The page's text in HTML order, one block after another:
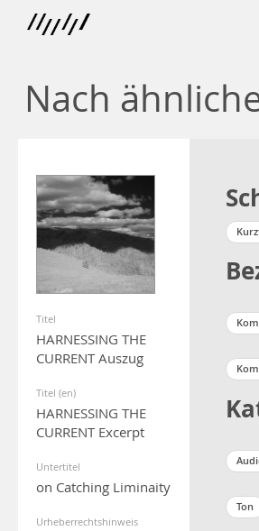
Nach
Titel
HARNESSING THE
CURRENT Auszug
Titel (en)
HARNESSING THE
CURRENT Excerpt
Untertitel
on Catching Liminaity
Urheberrechtshinweis
Ton